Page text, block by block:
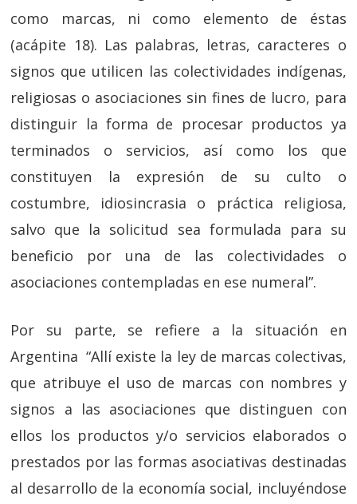
como marcas, ni como elemento de éstas
(acápite 18). Las palabras, letras, caracteres o
signos que utilicen las colectividades indígenas,
religiosas o asociaciones sin fines de lucro, para
distinguir la forma de procesar productos ya
terminados o servicios, así como los que
constituyen la expresión de su culto o
costumbre, idiosincrasia o práctica religiosa,
salvo que la solicitud sea formulada para su
beneficio por una de las colectividades o
asociaciones contempladas en ese numeral”.
Por su parte, se refiere a la situación en
Argentina “Allí existe la ley de marcas colectivas,
que atribuye el uso de marcas con nombres y
signos a las asociaciones que distinguen con
ellos los productos y/o servicios elaborados o
prestados por las formas asociativas destinadas
al desarrollo de la economía social, incluyéndose